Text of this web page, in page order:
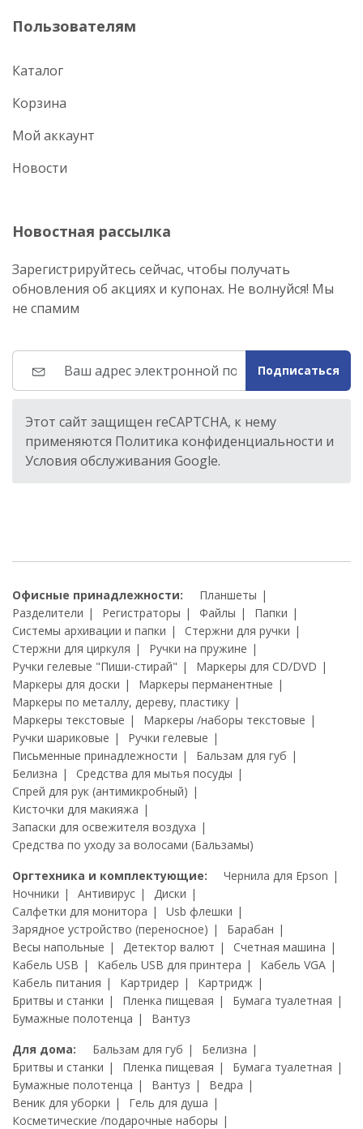
Пользователям
Каталог
Корзина
Мой аккаунт
Новости
Новостная рассылка
Зарегистрируйтесь сейчас, чтобы получать
обновления об акциях и купонах. Не волнуйся! Мы
не спамим
Подписаться
Этот сайт защищен reCAPTCHA, к нему
применяются Политика конфиденциальности и
Условия обслуживания Google.
Офисные принадлежности:
Планшеты
Разделители
Регистраторы Файлы
Папки
Системы архивации и папки
Стержни для ручки
Стержни для циркуля
Ручки на пружине
Ручки гелевые "Пиши-стирай"
Маркеры для CD/DVD
Маркеры для доски
Маркеры перманентные
Маркеры по металлу, дереву, пластику
Маркеры текстовые
Маркеры /наборы текстовые
Ручки шариковые
Ручки гелевые
Письменные принадлежности
Бальзам для губ
Белизна
Средства для мытья посуды
Спрей для рук (антимикробный)
Кисточки для макияжа
Запаски для освежителя воздуха
Средства по уходу за волосами (Бальзамы)
Оргтехника и комплектующие:
Чернила для Epson
Ночники
Антивирус
Диски
Салфетки для монитора
Usb флешки
Зарядное устройство (переносное)
Барабан
Весы напольные
Детектор валют
Счетная машина
Кабель USB
Кабель USB для принтера
Кабель VGA
Кабель питания
Картридер
Картридж
Бритвы и станки
Пленка пищевая
Бумага туалетная
Бумажные полотенца
Вантуз
Для дома:
Бальзам для губ
Белизна
Бритвы и станки
Пленка пищевая
Бумага туалетная
Бумажные полотенца
Вантуз
Ведра
Веник для уборки
Гель для душа
Косметические /подарочные наборы